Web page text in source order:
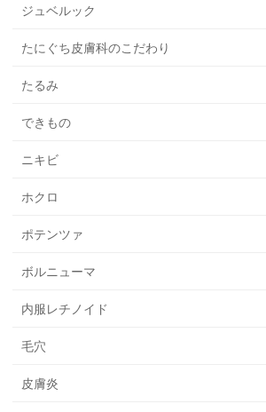
ジュベルック
たにぐち皮膚科のこだわり
たるみ
できもの
ニキビ
ホクロ
ポテンツァ
ボルニューマ
内服レチノイド
毛穴
皮膚炎